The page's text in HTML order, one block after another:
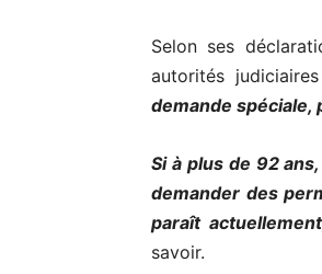
Selon ses
autorités
demande spéciale,
Si à plus de 92
demander des
paraît
savoir.